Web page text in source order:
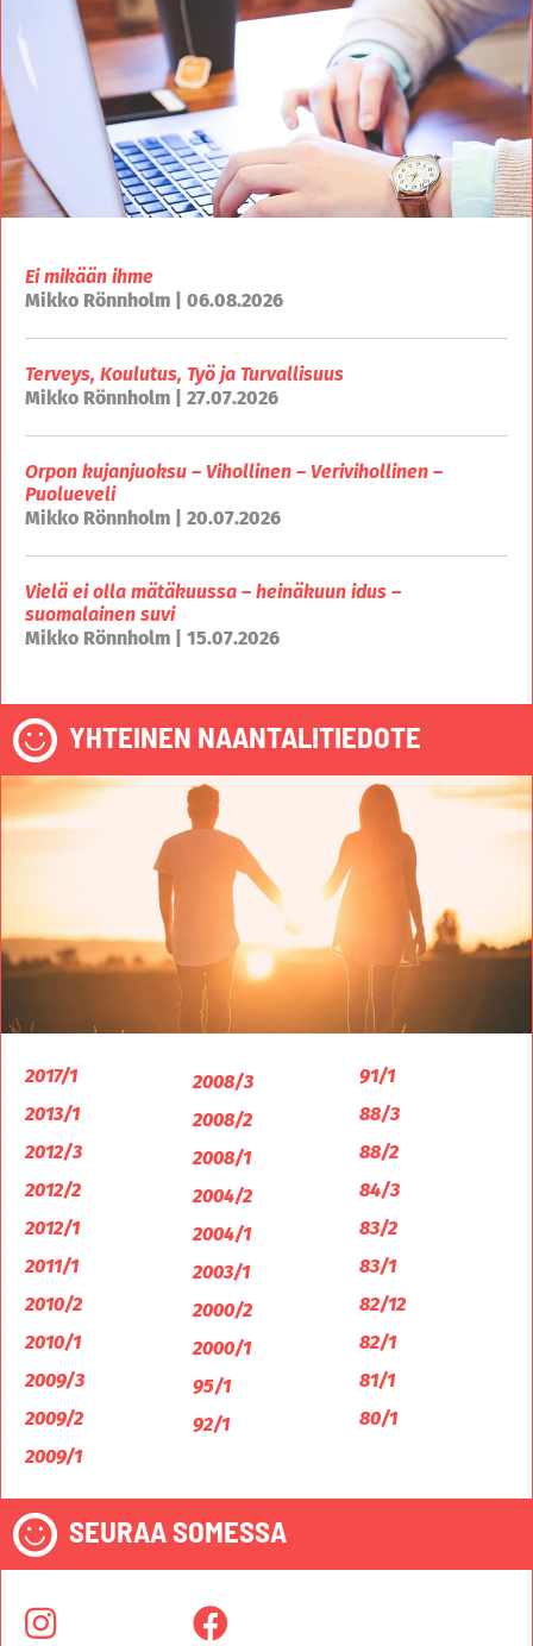
Ei mikään ihme
Mikko Rönnholm | 06.08.2026
Terveys, Koulutus, Työ ja Turvallisuus
Mikko Rönnholm | 27.07.2026
Orpon kujanjuoksu – Vihollinen – Verivihollinen –
Puolueveli
Mikko Rönnholm | 20.07.2026
Vielä ei olla mätäkuussa – heinäkuun idus –
suomalainen suvi
Mikko Rönnholm | 15.07.2026
YHTEINEN NAANTALITIEDOTE
2017/1
2013/1
2012/3
2012/2
2012/1
2011/1
2010/2
2010/1
2009/3
2009/2
2009/1
2008/3
2008/2
2008/1
2004/2
2004/1
2003/1
2000/2
2000/1
95/1
92/1
91/1
88/3
88/2
84/3
83/2
83/1
82/12
82/1
81/1
80/1
SEURAA SOMESSA